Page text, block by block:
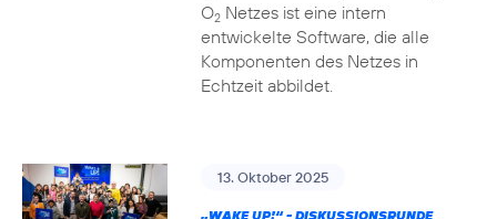
O2Netzes ist eine intern
entwickelte Software, die alle
Komponenten des Netzes in
Echtzeit abbildet.
13. Oktober 2025
„WAKE UP!“ - DISKUSSIONSRUNDE